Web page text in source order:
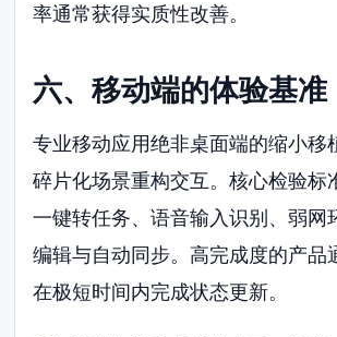
率通常获得实质性改善。
六、移动端的体验基准
专业移动应用绝非桌面端的缩小移
碎片化场景重构交互。核心检验标
一键转任务、语音输入识别、弱网
编辑与自动同步。高完成度的产品
在极短时间内完成状态更新。